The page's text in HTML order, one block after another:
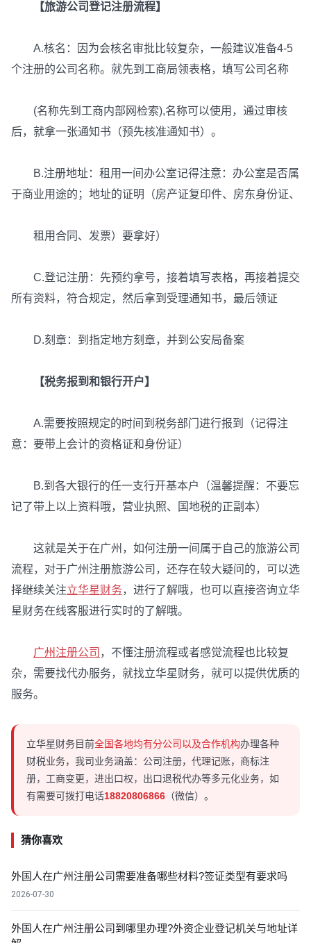
【旅游公司登记注册流程】
A.核名：因为会核名审批比较复杂，一般建议准备4-5
个注册的公司名称。就先到工商局领表格，填写公司名称
(名称先到工商内部网检索),名称可以使用，通过审核
后，就拿一张通知书（预先核准通知书）。
B.注册地址：租用一间办公室记得注意：办公室是否属
于商业用途的；地址的证明（房产证复印件、房东身份证、
租用合同、发票）要拿好）
C.登记注册：先预约拿号，接着填写表格，再接着提交
所有资料，符合规定，然后拿到受理通知书，最后领证
D.刻章：到指定地方刻章，并到公安局备案
【税务报到和银行开户】
A.需要按照规定的时间到税务部门进行报到（记得注
意：要带上会计的资格证和身份证）
B.到各大银行的任一支行开基本户（温馨提醒：不要忘
记了带上以上资料哦，营业执照、国地税的正副本）
这就是关于在广州，如何注册一间属于自己的旅游公司
流程，对于广州注册旅游公司，还存在较大疑问的，可以选
择继续关注立华星财务，进行了解哦，也可以直接咨询立华
星财务在线客服进行实时的了解哦。
广州 注册公司 ，不懂注册流程或者感觉流程也比较复
杂，需要找代办服务，就找立华星财务，就可以提供优质的
服务。
立华星财务目前全国各地均有分公司以及合作机构办理各种
财税业务，我司业务涵盖：公司注册，代理记账，商标注
册，工商变更，进出口权，出口退税代办等多元化业务，如
有需要可拨打电话18820806866 （微信）。
猜你喜欢
外国人在广州注册公司需要准备哪些材料?签证类型有要求吗
2026-07-30
外国人在广州注册公司到哪里办理?外资企业登记机关与地址详